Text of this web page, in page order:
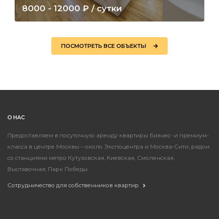
8000 - 12000 ₽ / сутки
Кутузовский пр-т д.26 корп.1
ПОСМОТРЕТЬ ВСЕ ОБЪЕКТЫ
О НАС
Предоставляем в посуточную аренду квартиры бизнес- и премиум-
класса в центре Москвы – около Экспоцентра и Москва-Сити, рядом
со станциями метро Кутузовская Киевская , Смоленская,
Выставочная, Парк Победы.
Сотрудничество для собственников квартир